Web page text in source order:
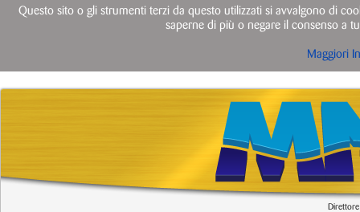
Questo sito o gli strumenti terzi da questo utilizzati si avvalgono di
saperne di più o negare il consenso a
Maggiori